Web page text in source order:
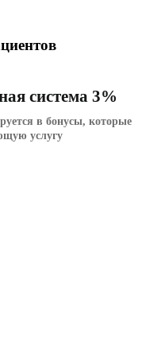
система 3%
в бонусы, которые
услугу